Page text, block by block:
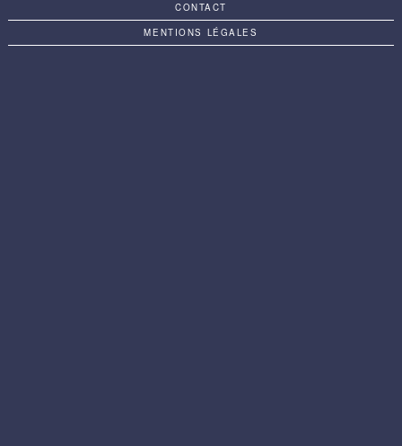
CONTACT
MENTIONS LÉGALES